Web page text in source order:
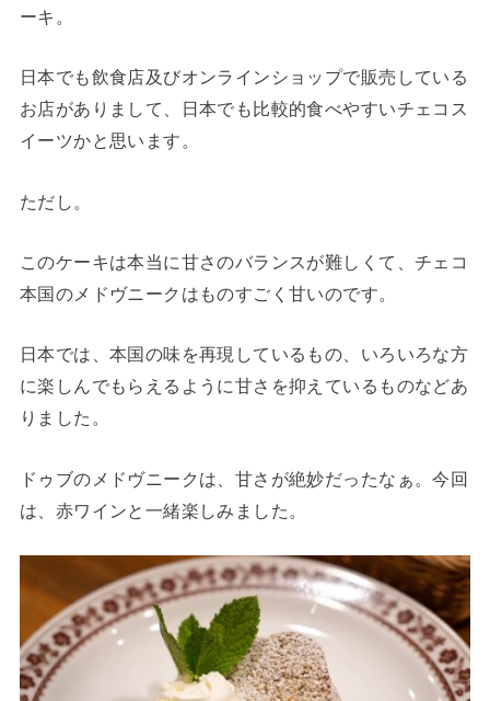
ーキ。
日本でも飲食店及びオンラインショップで販売している
お店がありまして、日本でも比較的食べやすいチェコス
イーツかと思います。
ただし。
このケーキは本当に甘さのバランスが難しくて、チェコ
本国のメドヴニークはものすごく甘いのです。
日本では、本国の味を再現しているもの、いろいろな方
に楽しんでもらえるように甘さを抑えているものなどあ
りました。
ドゥブのメドヴニークは、甘さが絶妙だったなぁ。今回
は、赤ワインと一緒楽しみました。